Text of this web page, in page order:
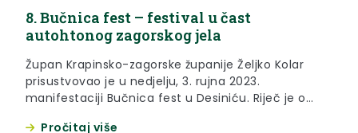
8. Bučnica fest – festival u čast
autohtonog zagorskog jela
Župan Krapinsko-zagorske županije Željko Kolar
prisustvovao je u nedjelju, 3. rujna 2023.
manifestaciji Bučnica fest u Desiniću. Riječ je o
Pročitaj više